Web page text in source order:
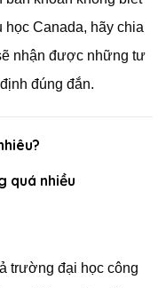
học Canada, hãy chia
nhận được những tư
đúng đắn.
quá nhiều
trường đại học công